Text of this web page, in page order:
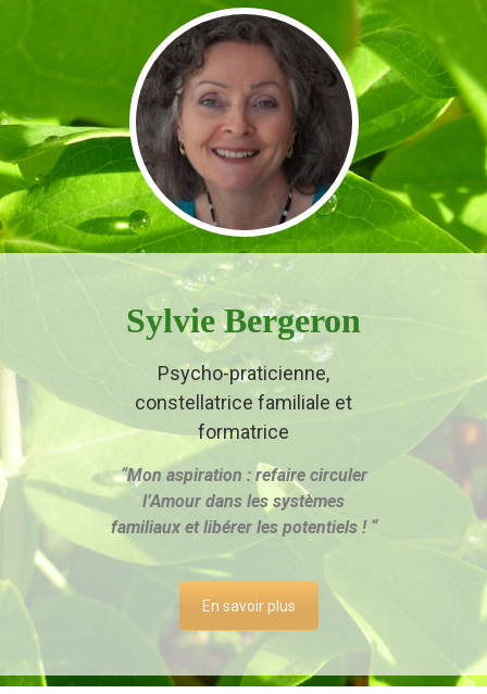
Sylvie Bergeron
Psycho-praticienne,
constellatrice familiale et
formatrice
“Mon aspiration : refaire circuler
l’Amour dans les systèmes
familiaux et libérer les potentiels ! “
En savoir plus